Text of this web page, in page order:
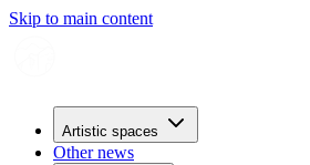
Skip to main content
Artistic spaces
Other news